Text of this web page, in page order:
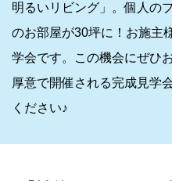
明るいリビング」。個人の
のお部屋が30坪に！お施主
学会です。この機会にぜひ
厚意で開催される完成見学
ください♪